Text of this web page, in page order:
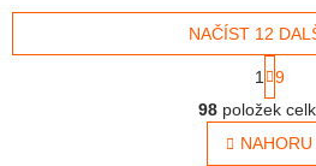
sklo, porcelán permanentní,...
hrot
NAČÍST 12
1
9
98 položek
NAHORU